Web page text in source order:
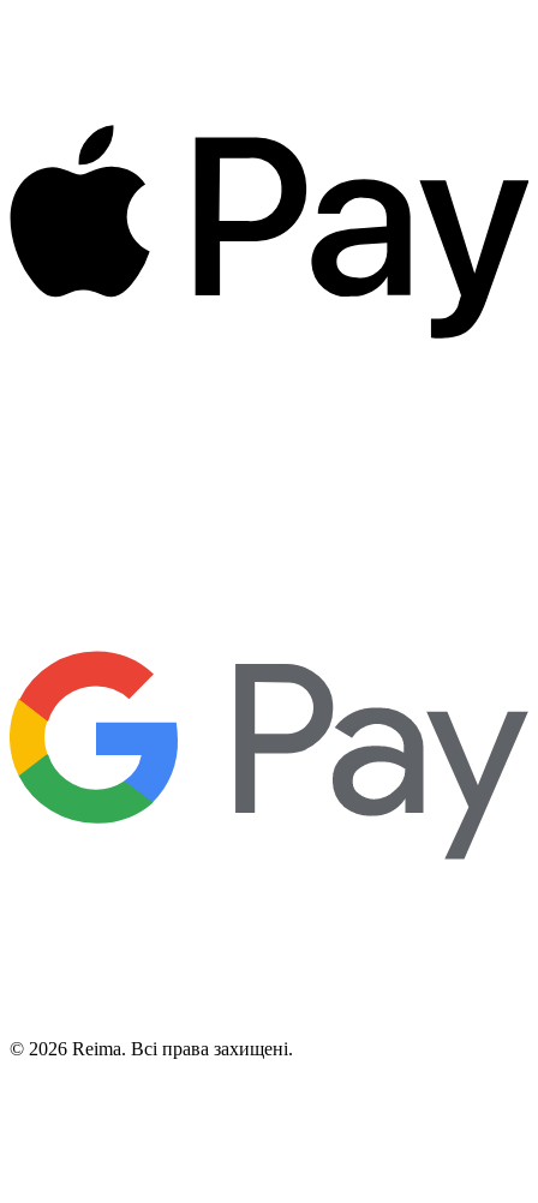
© 2026 Reima. Всі права захищені.